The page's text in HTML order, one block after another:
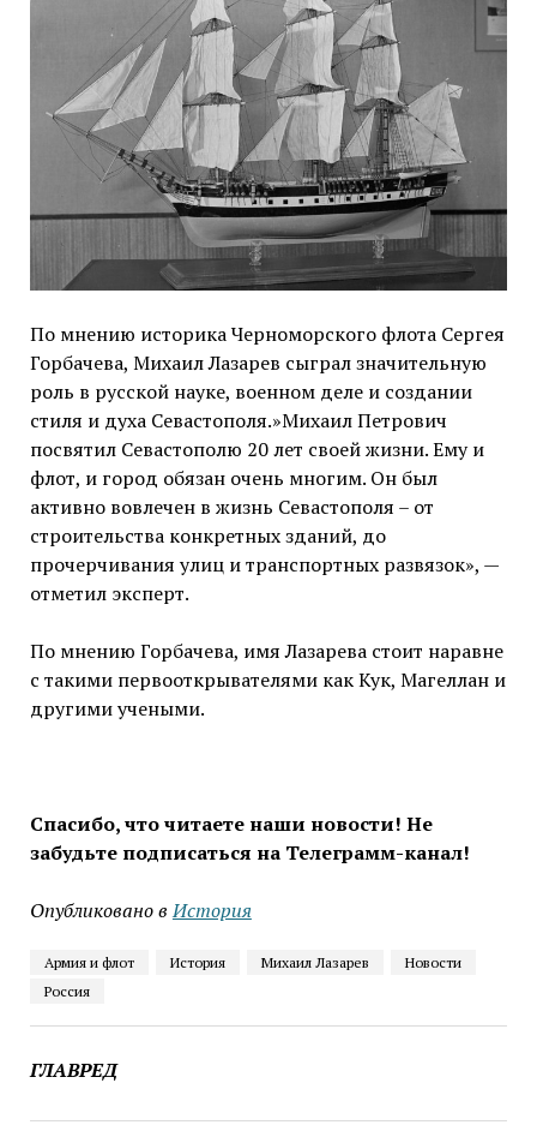
По мнению историка Черноморского флота Сергея
Горбачева, Михаил Лазарев сыграл значительную
роль в русской науке, военном деле и создании
стиля и духа Севастополя.»Михаил Петрович
посвятил Севастополю 20 лет своей жизни. Ему и
флот, и город обязан очень многим. Он был
активно вовлечен в жизнь Севастополя – от
строительства конкретных зданий, до
прочерчивания улиц и транспортных развязок», —
отметил эксперт.
По мнению Горбачева, имя Лазарева стоит наравне
с такими первооткрывателями как Кук, Магеллан и
другими учеными.
Спасибо, что читаете наши новости! Не
забудьте подписаться на Телеграмм-канал!
Опубликовано в История
Армия и флот История Михаил Лазарев
Новости
Россия
ГЛАВРЕД